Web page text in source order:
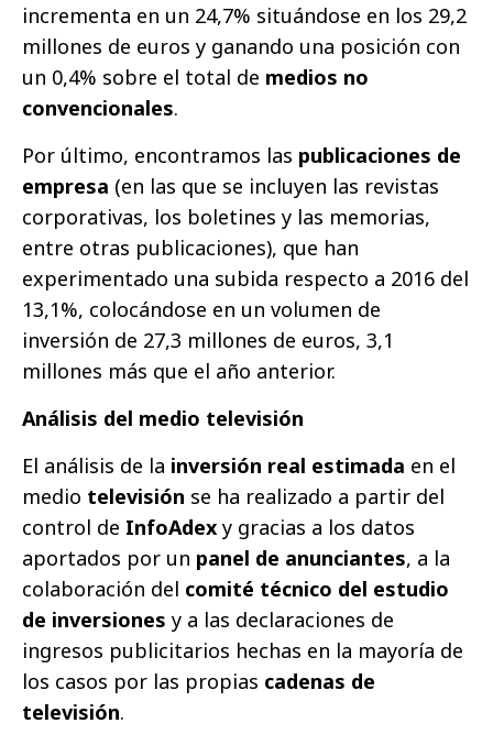
incrementa en un 24,7% situándose en los 29,2
millones de euros y ganando una posición con
un 0,4% sobre el total de medios no
convencionales.
Por último, encontramos las publicaciones de
empresa (en las que se incluyen las revistas
corporativas, los boletines y las memorias,
entre otras publicaciones), que han
experimentado una subida respecto a 2016 del
13,1%, colocándose en un volumen de
inversión de 27,3 millones de euros, 3,1
millones más que el año anterior.
Análisis del medio televisión
El análisis de la inversión real estimada en el
medio televisión se ha realizado a partir del
control de InfoAdex y gracias a los datos
aportados por un panel de anunciantes, a la
colaboración del comité técnico del estudio
de inversiones y a las declaraciones de
ingresos publicitarios hechas en la mayoría de
los casos por las propias cadenas de
televisión.